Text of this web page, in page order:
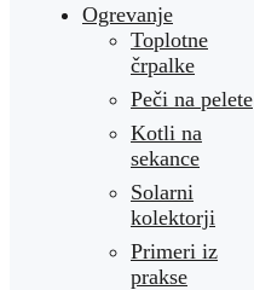
Ogrevanje
Toplotne
črpalke
Peči na pelete
Kotli na
sekance
Solarni
kolektorji
Primeri iz
prakse